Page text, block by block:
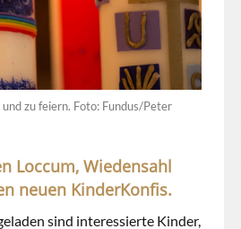
zu feiern. Foto: Fundus/Peter
Loccum, Wiedensahl
neuen KinderKonfis.
sind interessierte Kinder,